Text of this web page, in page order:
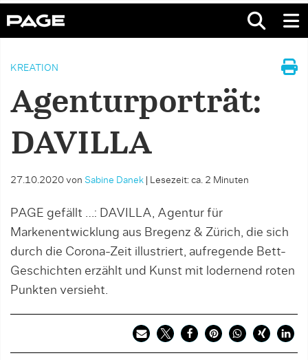
KREATION
Agenturporträt:
DAVILLA
27.10.2020 von Sabine Danek Lesezeit: ca. 2 Minuten
PAGE gefällt …: DAVILLA, Agentur für
Markenentwicklung aus Bregenz & Zürich, die sich
durch die Corona-Zeit illustriert, aufregende Bett-
Geschichten erzählt und Kunst mit lodernend roten
Punkten versieht.